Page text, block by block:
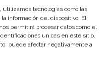
utilizamos tecnologías como las
información del dispositivo. El
permitirá procesar datos como el
únicas en este sitio.
puede afectar negativamente a
€ – 2.000 €(bruto:
€+)
Gran variabilidad,
del centro y el
Menos beneficios